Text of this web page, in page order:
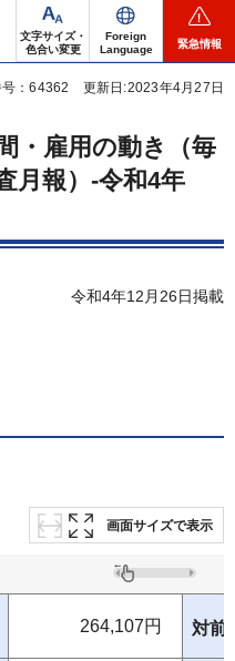
文字サイズ・
色合い変更
Foreign
Language
緊急情報
：64362 更新日:2023年4月27日
・雇用の動き（毎
月報）-令和4年
令和4年12月26日掲載
画面サイズで表示
264,107円 対前